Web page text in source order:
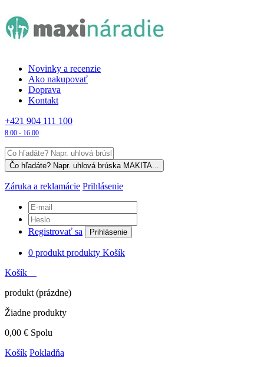
Novinky a recenzie
Ako nakupovať
Doprava
Kontakt
+421 904 111 100
8:00 - 16:00
Záruka a reklamácie Prihlásenie
Registrovať sa Prihlásenie
0 produkt produkty Košík
Košík
produkt (prázdne)
Žiadne produkty
0,00 € Spolu
Košík Pokladňa